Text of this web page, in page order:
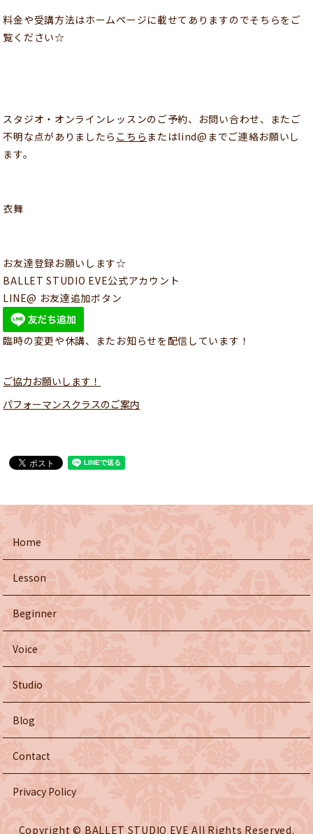
料金や受講方法はホームページに載せてありますのでそちらをご
覧ください☆
スタジオ・オンラインレッスンのご予約、お問い合わせ、またご
不明な点がありましたら こちら またはlind@までご連絡お願いし
ます。
衣舞
お友達登録お願いします☆
BALLET STUDIO EVE公式アカウント
LINE@ お友達追加ボタン
臨時の変更や休講、またお知らせを配信しています！
ご協力お願いします！
パフォーマンスクラスのご案内
Home
Lesson
Beginner
Voice
Studio
Blog
Contact
Privacy Policy
Copyright © BALLET STUDIO EVE All Rights Reserved.